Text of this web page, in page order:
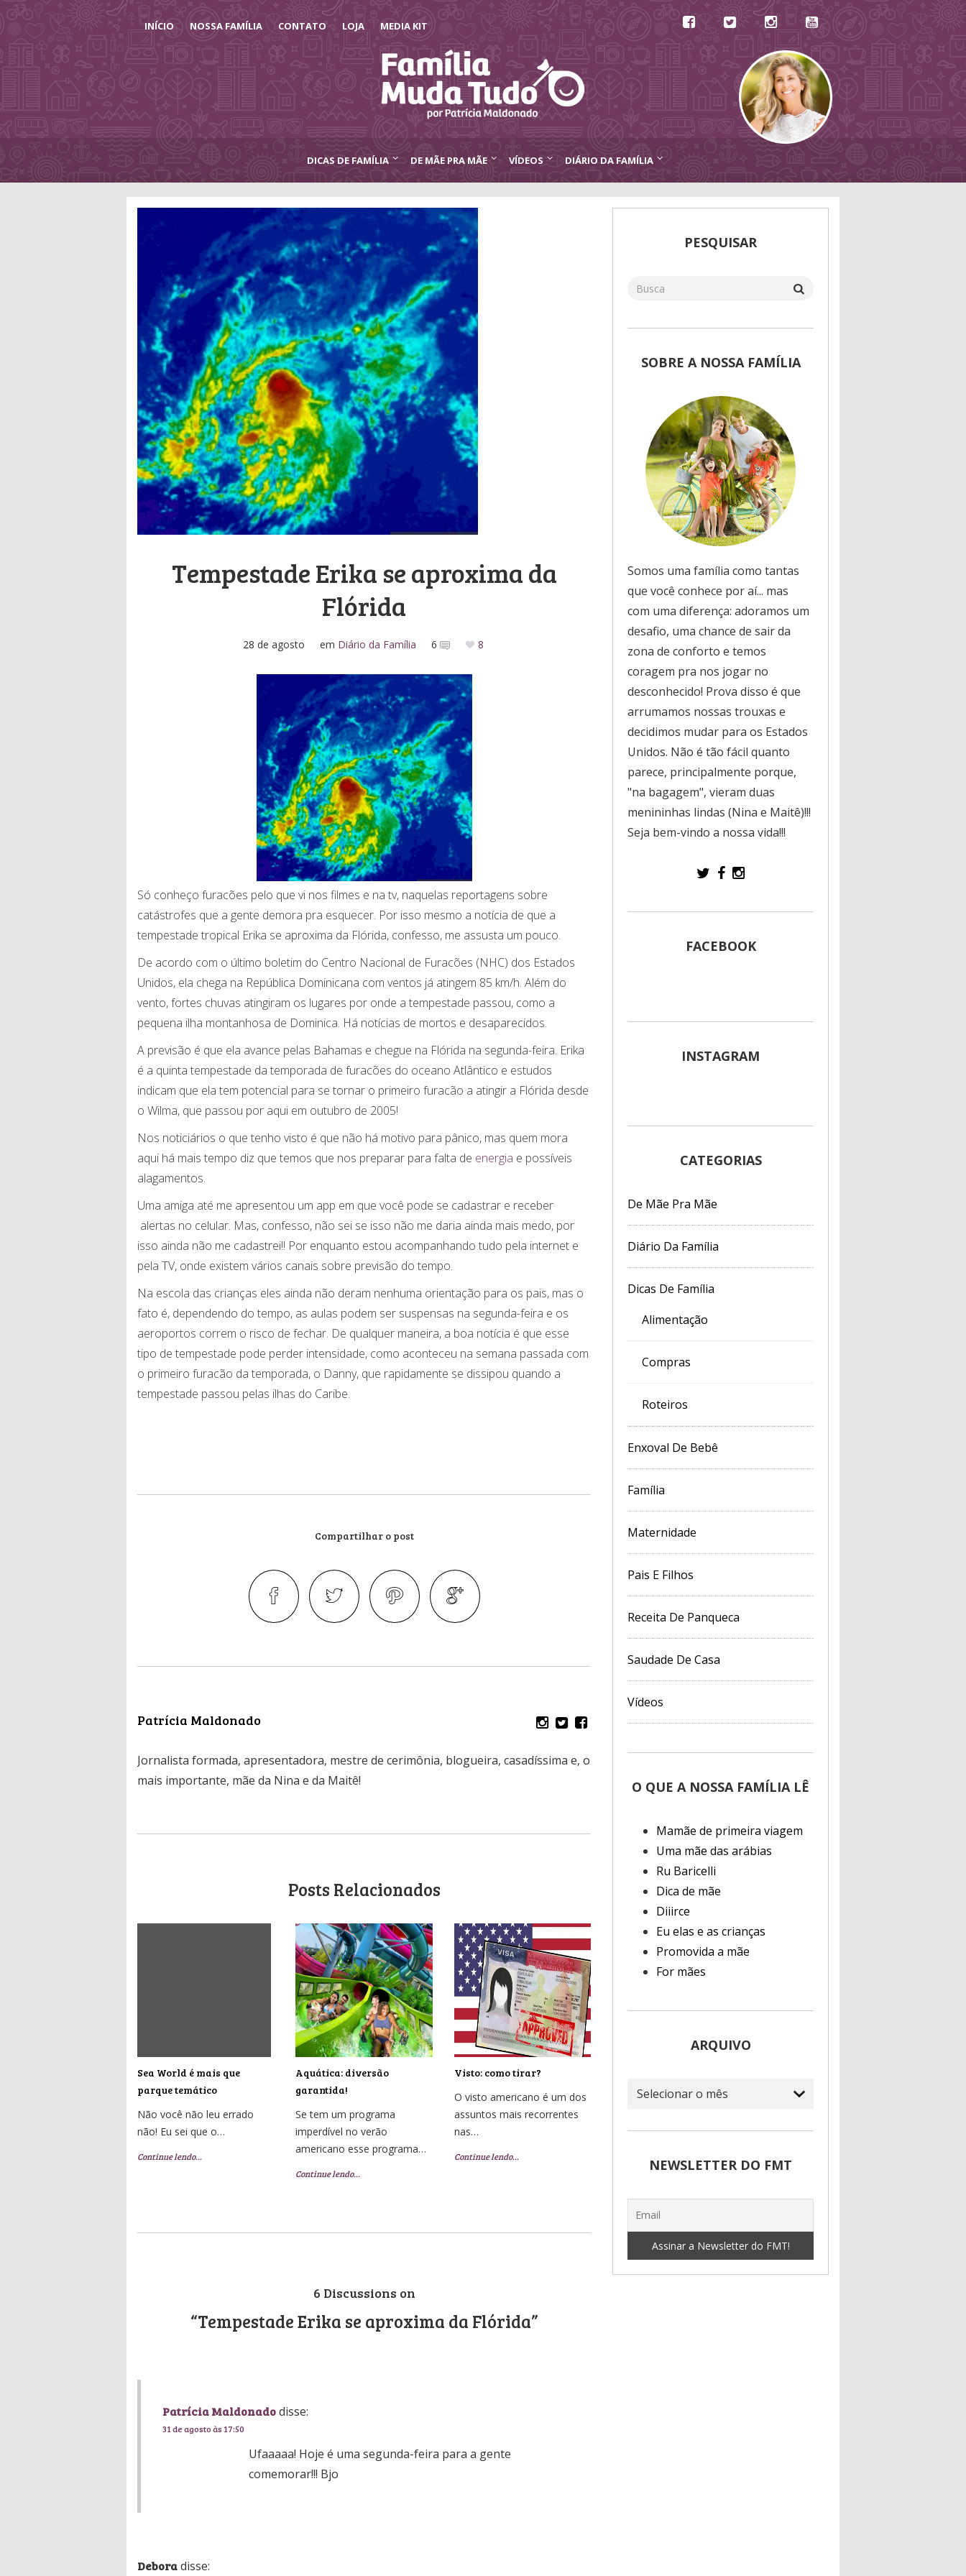
INÍCIO NOSSA FAMÍLIA CONTATO LOJA MEDIA KIT
DICAS DE FAMÍLIA DE MÃE PRA MÃE VÍDEOS DIÁRIO DA FAMÍLIA
Tempestade Erika se aproxima da
Flórida
28 de agosto em Diário da Família 6 8
Só conheço furacões pelo que vi nos filmes e na tv, naquelas reportagens sobre
catástrofes que a gente demora pra esquecer. Por isso mesmo a notícia de que a
tempestade tropical Erika se aproxima da Flórida, confesso, me assusta um pouco.
De acordo com o último boletim do Centro Nacional de Furacões (NHC) dos Estados
Unidos, ela chega na República Dominicana com ventos já atingem 85 km/h. Além do
vento, fortes chuvas atingiram os lugares por onde a tempestade passou, como a
pequena ilha montanhosa de Dominica. Há notícias de mortos e desaparecidos.
A previsão é que ela avance pelas Bahamas e chegue na Flórida na segunda-feira. Erika
é a quinta tempestade da temporada de furacões do oceano Atlântico e estudos
indicam que ela tem potencial para se tornar o primeiro furacão a atingir a Flórida desde
o Wilma, que passou por aqui em outubro de 2005!
Nos noticiários o que tenho visto é que não há motivo para pânico, mas quem mora
aqui há mais tempo diz que temos que nos preparar para falta de energia e possíveis
alagamentos.
Uma amiga até me apresentou um app em que você pode se cadastrar e receber
alertas no celular. Mas, confesso, não sei se isso não me daria ainda mais medo, por
isso ainda não me cadastrei!! Por enquanto estou acompanhando tudo pela internet e
pela TV, onde existem vários canais sobre previsão do tempo.
Na escola das crianças eles ainda não deram nenhuma orientação para os pais, mas o
fato é, dependendo do tempo, as aulas podem ser suspensas na segunda-feira e os
aeroportos correm o risco de fechar. De qualquer maneira, a boa notícia é que esse
tipo de tempestade pode perder intensidade, como aconteceu na semana passada com
o primeiro furacão da temporada, o Danny, que rapidamente se dissipou quando a
tempestade passou pelas ilhas do Caribe.
Compartilhar o post
Patrícia Maldonado
Jornalista formada, apresentadora, mestre de cerimônia, blogueira, casadíssima e, o
mais importante, mãe da Nina e da Maitê!
Posts Relacionados
Sea World é mais que
parque temático
Não você não leu errado
não! Eu sei que o…
Continue lendo…
Aquática: diversão
garantida!
Se tem um programa
imperdível no verão
americano esse programa…
Continue lendo…
Visto: como tirar?
O visto americano é um dos
assuntos mais recorrentes
nas…
Continue lendo…
6 Discussions on
“Tempestade Erika se aproxima da Flórida”
Patrícia Maldonadodisse:
31 de agosto às 17:50
Ufaaaaa! Hoje é uma segunda-feira para a gente
comemorar!!! Bjo
Deboradisse:
PESQUISAR
SOBRE A NOSSA FAMÍLIA
Somos uma família como tantas
que você conhece por aí... mas
com uma diferença: adoramos um
desafio, uma chance de sair da
zona de conforto e temos
coragem pra nos jogar no
desconhecido! Prova disso é que
arrumamos nossas trouxas e
decidimos mudar para os Estados
Unidos. Não é tão fácil quanto
parece, principalmente porque,
"na bagagem", vieram duas
menininhas lindas (Nina e Maitê)!!!
Seja bem-vindo a nossa vida!!!
FACEBOOK
INSTAGRAM
CATEGORIAS
De Mãe Pra Mãe
Diário Da Família
Dicas De Família
Alimentação
Compras
Roteiros
Enxoval De Bebê
Família
Maternidade
Pais E Filhos
Receita De Panqueca
Saudade De Casa
Vídeos
O QUE A NOSSA FAMÍLIA LÊ
Mamãe de primeira viagem
Uma mãe das arábias
Ru Baricelli
Dica de mãe
Diiirce
Eu elas e as crianças
Promovida a mãe
For mães
ARQUIVO
Arquivo
NEWSLETTER DO FMT